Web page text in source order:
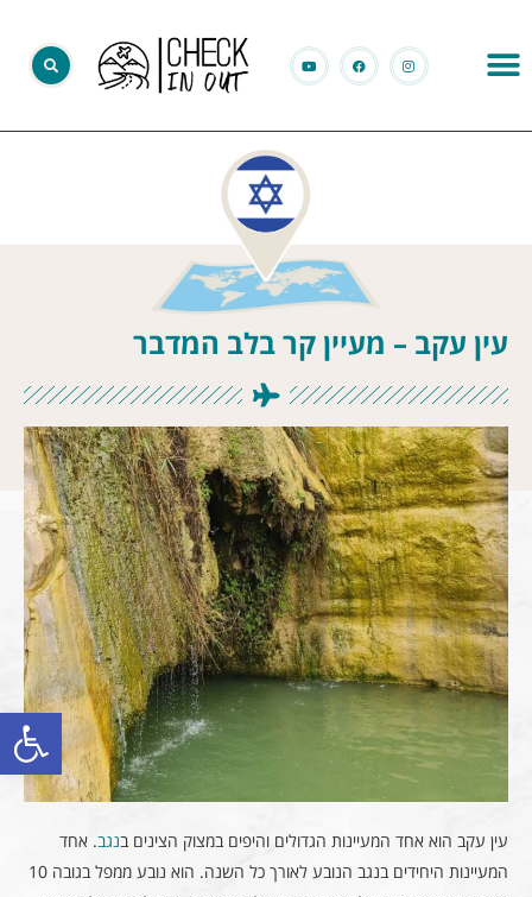
פתח
עין עקב – מעיין קר בלב המדבר
עין עקב הוא אחד המעיינות הגדולים והיפים במצוק הצינים בנגב. אחד
המעיינות היחידים בנגב הנובע לאורך כל השנה. הוא נובע ממפל בגובה 10